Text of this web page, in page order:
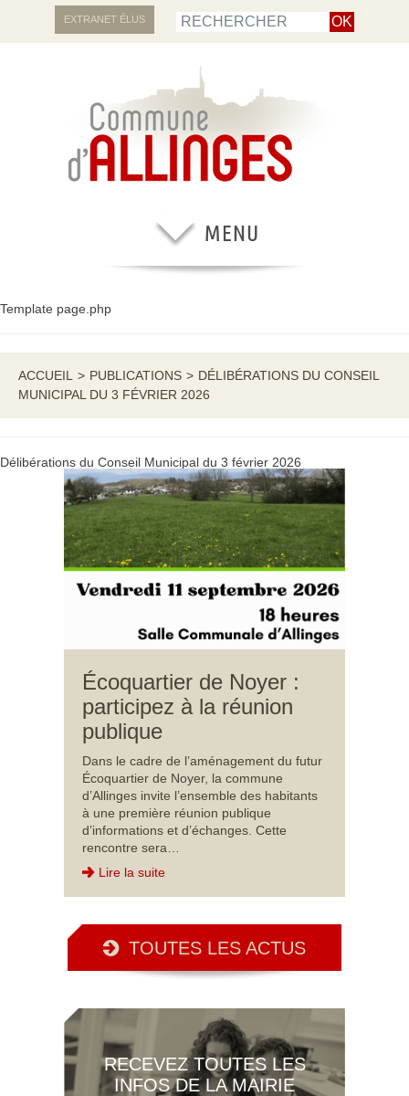
EXTRANET ÉLUS
Template page.php
ACCUEIL > PUBLICATIONS > DÉLIBÉRATIONS DU CONSEIL
MUNICIPAL DU 3 FÉVRIER 2026
Délibérations du Conseil Municipal du 3 février 2026
Écoquartier de Noyer :
participez à la réunion
publique
Dans le cadre de l’aménagement du futur
Écoquartier de Noyer, la commune
d’Allinges invite l’ensemble des habitants
à une première réunion publique
d’informations et d’échanges. Cette
rencontre sera…
Lire la suite
TOUTES LES ACTUS
RECEVEZ TOUTES LES
INFOS DE LA MAIRIE